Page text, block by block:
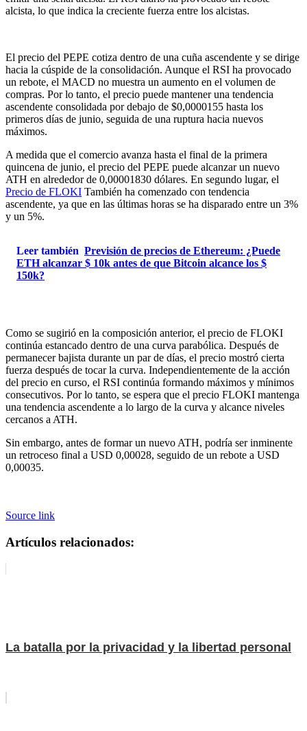
alcista, lo que indica la creciente fuerza entre los alcistas.
El precio del PEPE cotiza dentro de una cuña ascendente y se dirige
hacia la cúspide de la consolidación. Aunque el RSI ha provocado
un rebote, el MACD no muestra un aumento en el volumen de
compras. Por lo tanto, el precio puede mantener una tendencia
ascendente consolidada por debajo de $0,0000155 hasta los
primeros días de junio, seguida de una ruptura hacia nuevos
máximos.
A medida que el comercio avanza hasta el final de la primera
quincena de junio, el precio del PEPE puede alcanzar un nuevo
ATH en alrededor de 0,00001830 dólares. En segundo lugar, el
Precio de FLOKI También ha comenzado con tendencia
ascendente, ya que en las últimas horas se ha disparado entre un 3%
y un 5%.
Leer también Previsión de precios de Ethereum: ¿Puede
ETH alcanzar $ 10k antes de que Bitcoin alcance los $
150k?
Como se sugirió en la composición anterior, el precio de FLOKI
continúa estancado dentro de una curva parabólica. Después de
permanecer bajista durante un par de días, el precio mostró cierta
fuerza después de tocar la curva. Independientemente de la acción
del precio en curso, el RSI continúa formando máximos y mínimos
consecutivos. Por lo tanto, se espera que el precio FLOKI mantenga
una tendencia ascendente a lo largo de la curva y alcance niveles
cercanos a ATH.
Sin embargo, antes de formar un nuevo ATH, podría ser inminente
un retroceso final a USD 0,00028, seguido de un rebote a USD
0,00035.
Source link
Artículos relacionados:
La batalla por la privacidad y la libertad personal